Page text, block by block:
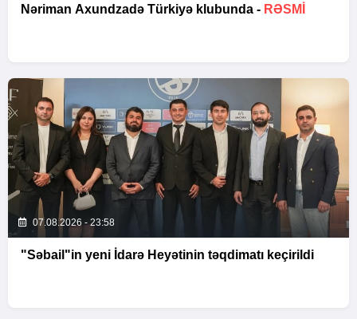
Nəriman Axundzadə Türkiyə klubunda - RƏSMİ
07.08.2026 - 23:58
"Səbail"in yeni İdarə Heyətinin təqdimatı keçirildi